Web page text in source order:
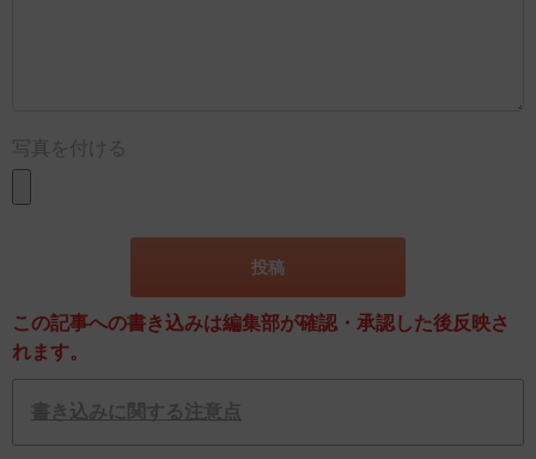
写真を付ける
この記事への書き込みは編集部が確認・承認した後反映さ
れます。
書き込みに関する注意点